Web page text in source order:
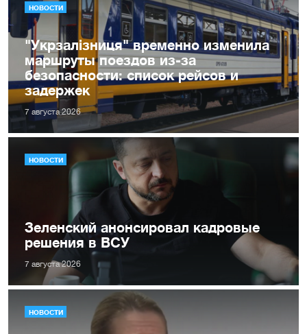
НОВОСТИ
"Укрзалізниця" временно изменила
маршруты поездов из-за
безопасности: список рейсов и
задержек
7 августа 2026
НОВОСТИ
Зеленский анонсировал кадровые
решения в ВСУ
7 августа 2026
НОВОСТИ